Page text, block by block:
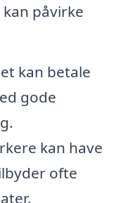
påvirke
kan betale
gode
kan have
ofte